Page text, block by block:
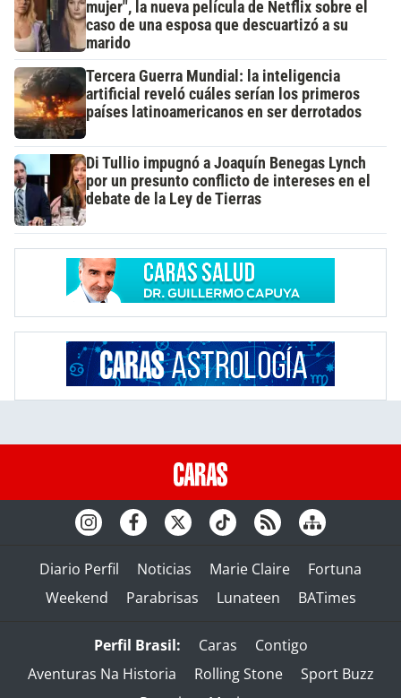
mujer", la nueva película de Netflix sobre el
caso de una esposa que descuartizó a su
marido
Tercera Guerra Mundial: la inteligencia
artificial reveló cuáles serían los primeros
países latinoamericanos en ser derrotados
Di Tullio impugnó a Joaquín Benegas Lynch
por un presunto conflicto de intereses en el
debate de la Ley de Tierras
Diario Perfil Noticias Marie Claire
Fortuna
Weekend
Parabrisas Lunateen BATimes
Perfil Brasil: Caras
Contigo
Aventuras Na Historia
Rolling Stone
Sport Buzz